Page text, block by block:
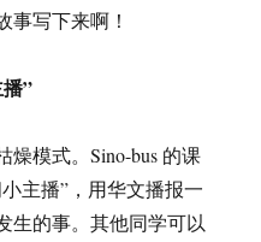
事写下来啊！
”
模式。Sino-bus 的课
主播”，用华文播报一
生的事。其他同学可以